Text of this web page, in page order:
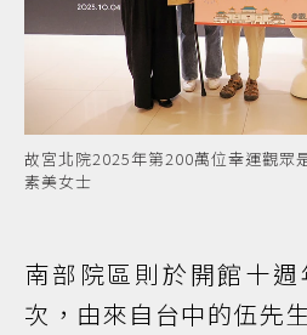
故宮北院2025年第200萬位幸運觀眾
素美女士
南部院區則於開館十
次，由來自台中的伍先